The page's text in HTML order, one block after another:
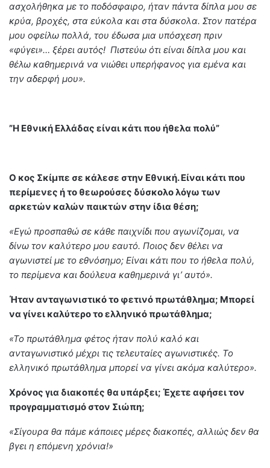
ασχολήθηκα με το ποδόσφαιρο, ήταν πάντα δίπλα μου σε
κρύα, βροχές, στα εύκολα και στα δύσκολα. Στον πατέρα
μου οφείλω πολλά, του έδωσα μια υπόσχεση πριν
«φύγει»… ξέρει αυτός! Πιστεύω ότι είναι δίπλα μου και
θέλω καθημερινά να νιώθει υπερήφανος για εμένα και
την αδερφή μου».
”Η Εθνική Ελλάδας είναι κάτι που ήθελα πολύ”
Ο κος Σκίμπε σε κάλεσε στην Εθνική. Είναι κάτι που
περίμενες ή το θεωρούσες δύσκολο λόγω των
αρκετών καλών παικτών στην ίδια θέση;
«Εγώ προσπαθώ σε κάθε παιχνίδι που αγωνίζομαι, να
δίνω τον καλύτερο μου εαυτό. Ποιος δεν θέλει να
αγωνιστεί με το εθνόσημο; Είναι κάτι που το ήθελα πολύ,
το περίμενα και δούλευα καθημερινά γι’ αυτό».
Ήταν ανταγωνιστικό το φετινό πρωτάθλημα; Μπορεί
να γίνει καλύτερο το ελληνικό πρωτάθλημα;
«Το πρωτάθλημα φέτος ήταν πολύ καλό και
ανταγωνιστικό μέχρι τις τελευταίες αγωνιστικές. Το
ελληνικό πρωτάθλημα μπορεί να γίνει ακόμα καλύτερο».
Χρόνος για διακοπές θα υπάρξει; Έχετε αφήσει τον
προγραμματισμό στον Σιώπη;
«Σίγουρα θα πάμε κάποιες μέρες διακοπές, αλλιώς δεν θα
βγει η επόμενη χρόνια!»